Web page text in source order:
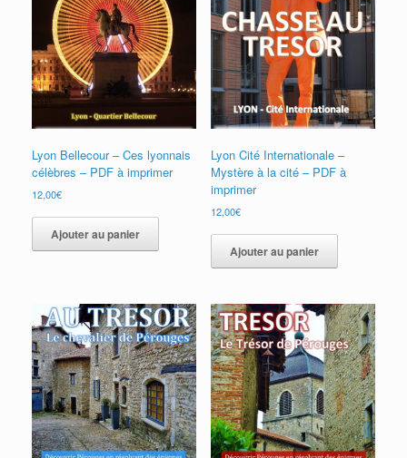
Lyon Bellecour – Ces lyonnais
célèbres – PDF à imprimer
12,00€
Ajouter au panier
Lyon Cité Internationale –
Mystère à la cité – PDF à
imprimer
12,00€
Ajouter au panier